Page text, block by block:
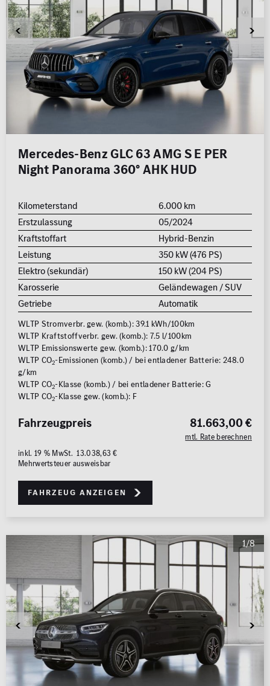
Mercedes-Benz GLC 63 AMG S E PER
Night Panorama 360° AHK HUD
Kilometerstand
6.000 km
Erstzulassung
05/2024
Kraftstoffart
Hybrid-Benzin
Leistung
350 kW (476 PS)
Elektro (sekundär)
150 kW (204 PS)
Karosserie
Geländewagen / SUV
Getriebe
Automatik
WLTP Stromverbr. gew. (komb.): 39.1 kWh/100km
WLTP Kraftstoffverbr. gew. (komb.): 7.5 l/100km
WLTP Emissionswerte gew. (komb.): 170.0 g/km
WLTP CO2-Emissionen (komb.) / bei entladener Batterie: 248.0
g/km
WLTP CO2-Klasse (komb.) / bei entladener Batterie: G
WLTP CO2-Klasse gew. (komb.): F
81.663,00 €
mtl. Rate berechnen
Fahrzeugpreis
inkl. 19 % MwSt. 13.038,63 €
Mehrwertsteuer ausweisbar
Fahrzeug anzeigen
1/8